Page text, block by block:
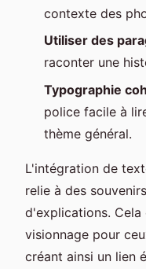
contexte des
Utiliser des
raconter une
Typographie
police facile à
thème général.
L'intégration de
relie à des
d'explications.
visionnage pour
créant ainsi un lien